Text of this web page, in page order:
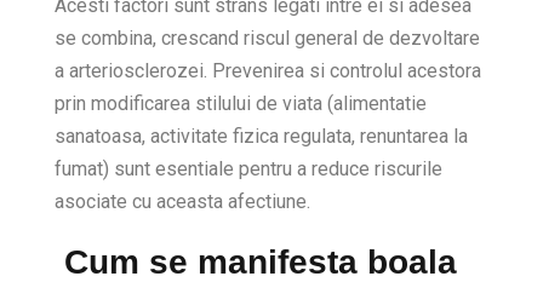
Acesti factori sunt strans legati intre ei si adesea
se combina, crescand riscul general de dezvoltare
a arteriosclerozei. Prevenirea si controlul acestora
prin modificarea stilului de viata (alimentatie
sanatoasa, activitate fizica regulata, renuntarea la
fumat) sunt esentiale pentru a reduce riscurile
asociate cu aceasta afectiune.
Cum se manifesta boala